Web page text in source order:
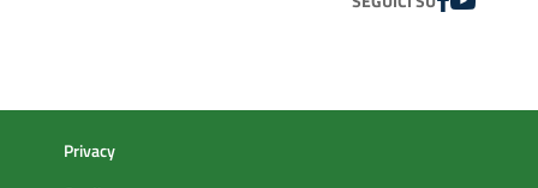
Privacy